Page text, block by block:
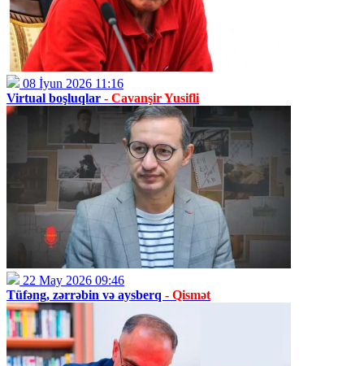
08 İyun 2026 11:16
Virtual boşluqlar - Cavanşir Yusifli
22 May 2026 09:46
Tüfəng, zərrəbin və aysberq - Qismət